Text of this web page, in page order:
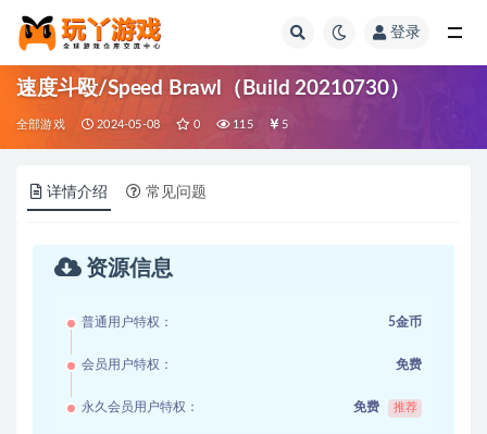
登录
速度斗殴/Speed Brawl（Build 20210730）
全部游戏 2024-05-08 0 115 5
详情介绍 常见问题
资源信息
普通用户特权： 5金币
会员用户特权： 免费
永久会员用户特权： 免费 推荐